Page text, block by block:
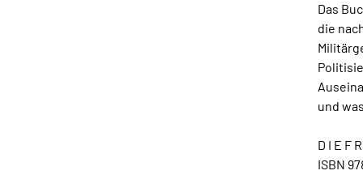
Das
die
und
D I E F
ISBN